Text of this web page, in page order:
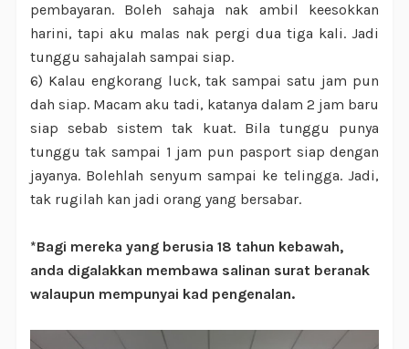
pembayaran. Boleh sahaja nak ambil keesokkan
harini, tapi aku malas nak pergi dua tiga kali. Jadi
tunggu sahajalah sampai siap.
6) Kalau engkorang luck, tak sampai satu jam pun
dah siap. Macam aku tadi, katanya dalam 2 jam baru
siap sebab sistem tak kuat. Bila tunggu punya
tunggu tak sampai 1 jam pun pasport siap dengan
jayanya. Bolehlah senyum sampai ke telingga. Jadi,
tak rugilah kan jadi orang yang bersabar.
*Bagi mereka yang berusia 18 tahun kebawah,
anda digalakkan membawa salinan surat beranak
walaupun mempunyai kad pengenalan.